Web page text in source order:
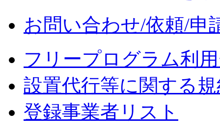
お問い合わせ/依頼/申
フリープログラム利
設置代行等に関する
登録事業者リスト